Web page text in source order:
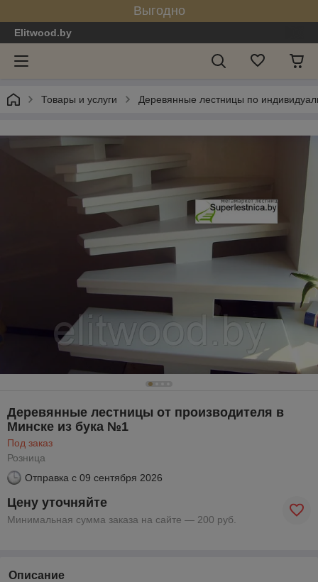
Выгодно
Elitwood.by
Товары и услуги Деревянные лестницы по
Деревянные лестницы от производителя в
Минске из бука №1
Под заказ
Розница
Отправка с 09 сентября 2026
Цену уточняйте
Минимальная сумма заказа на сайте — 200 руб.
Описание